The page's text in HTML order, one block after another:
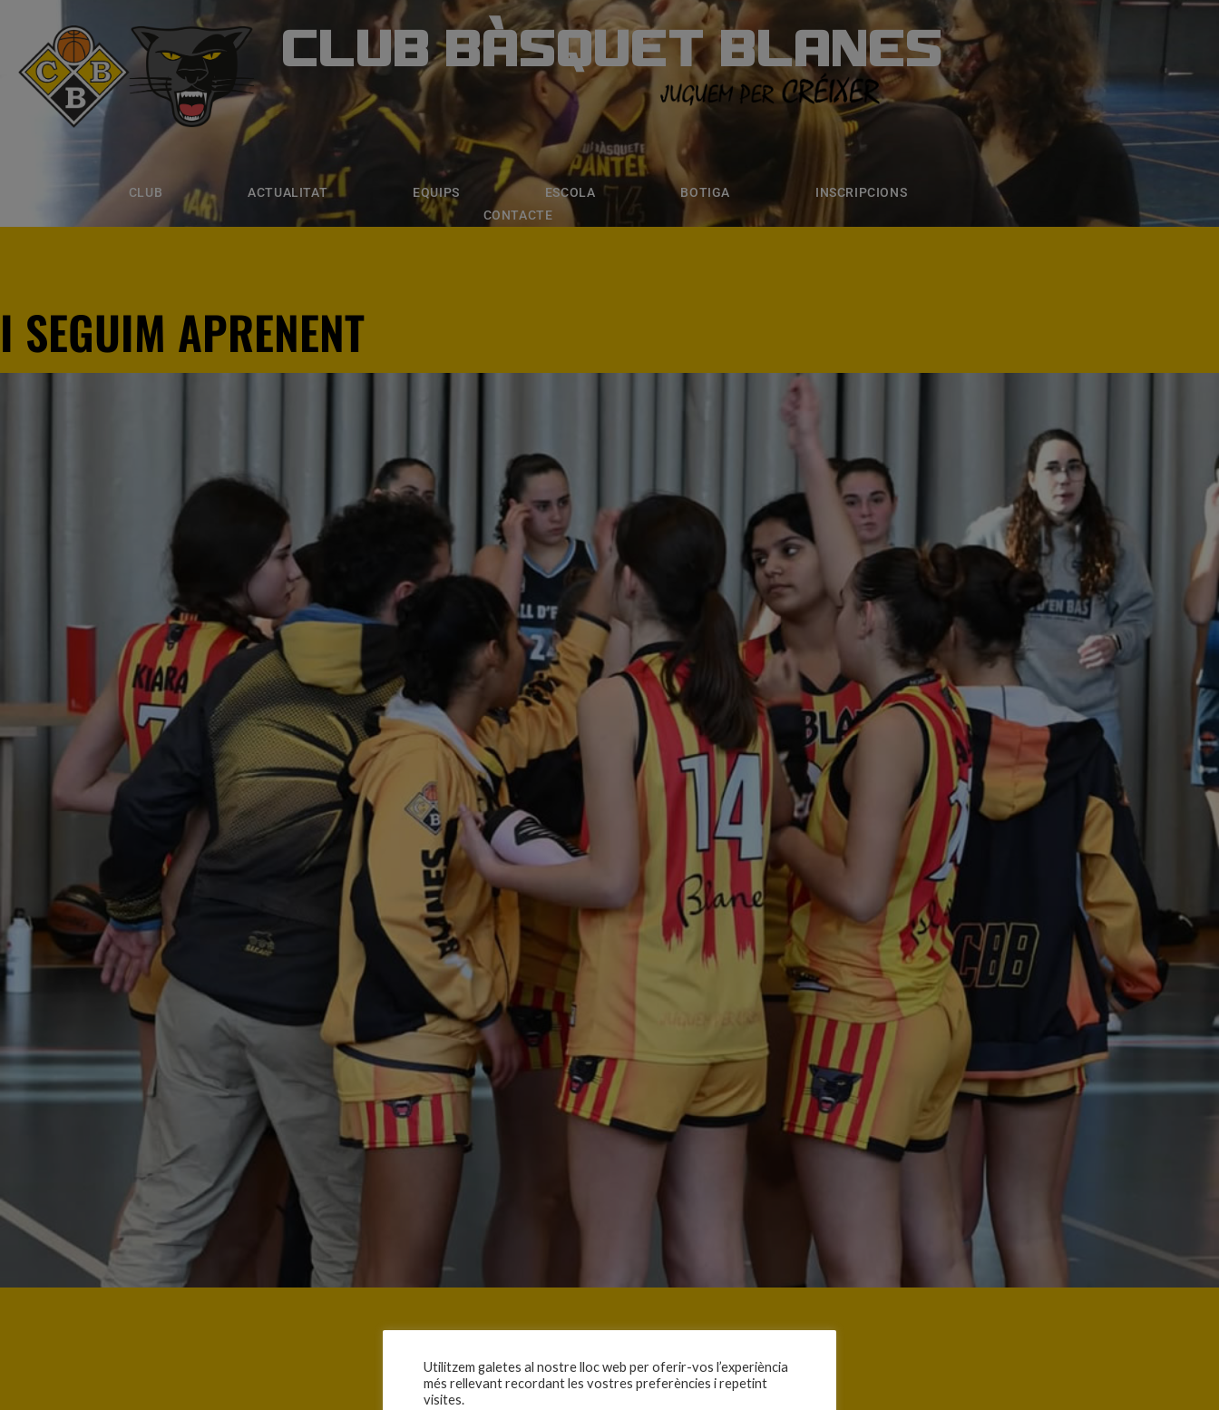
CLUB BÀSQUET BLANES
CLUB ACTUALITAT EQUIPS ESCOLA BOTIGA
INSCRIPCIONS
CONTACTE
CLUB BÀSQUET BLANES
ACTUALITAT ESCOLA BOTIGA INSCRIPCIONS
I SEGUIM APRENENT
Utilitzem galetes al nostre lloc web per oferir-vos l’experiència
més rellevant recordant les vostres preferències i repetint
visites.